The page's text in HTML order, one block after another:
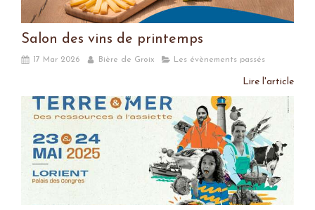
Salon des vins de printemps
17 Mar 2026 Bière de Groix Les évènements passés
Lire l'article